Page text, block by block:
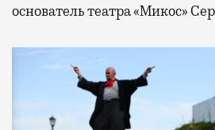
основатель театра «Микос»